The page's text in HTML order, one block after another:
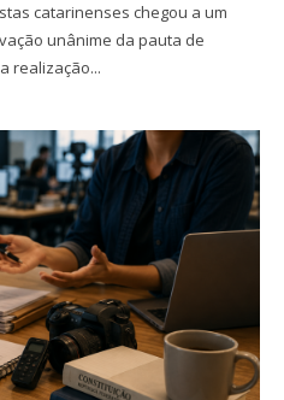
catarinenses chegou a um
unânime da pauta de
realização...